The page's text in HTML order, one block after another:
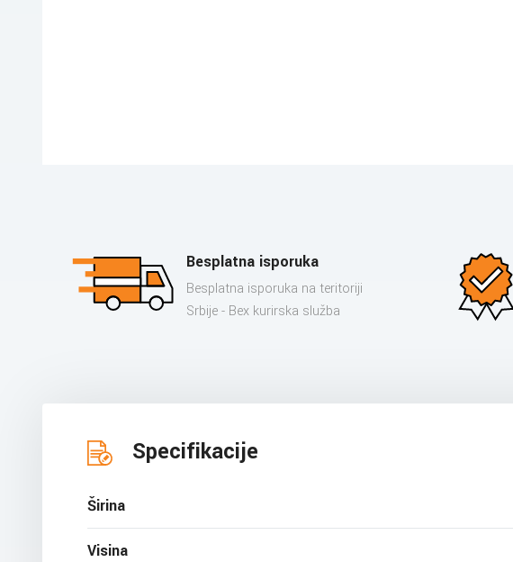
Besplatna isporuka
Besplatna isporuka na teritoriji
Srbije - Bex kurirska služba
Specifikacije
Širina
Visina